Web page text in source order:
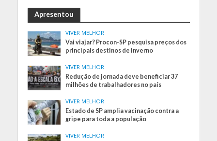
Apresentou
VIVER MELHOR
Vai viajar? Procon-SP pesquisa preços dos
principais destinos de inverno
VIVER MELHOR
Redução de jornada deve beneficiar 37
milhões de trabalhadores no país
VIVER MELHOR
Estado de SP amplia vacinação contra a
gripe para toda a população
VIVER MELHOR